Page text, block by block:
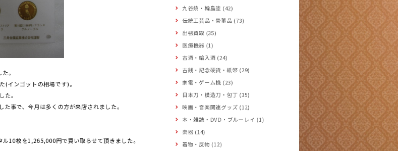
。
インゴットの相場です)。
。
事で、今月は多くの方が来店されました。
10枚を1,265,000円で買い取らせて頂きました。
九谷焼・輪島塗 (42)
伝統工芸品・骨董品 (73)
出張買取 (35)
医療機器 (1)
古酒・輸入酒 (24)
古銭・記念硬貨・紙幣 (29)
家電・ゲーム機 (23)
日本刀・模造刀・包丁 (35)
映画・音楽関連グッズ (12)
本・雑誌・DVD・ブルーレイ (1)
楽器 (14)
着物・反物 (12)